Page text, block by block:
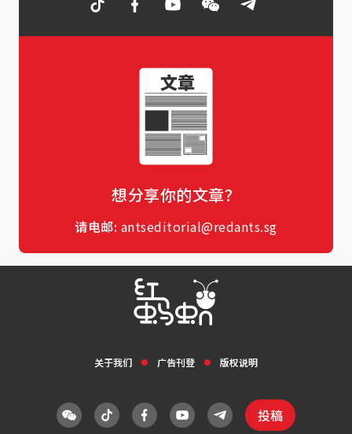
想分享你的文章？
请电邮: antseditorial@redants.sg
关于我们 广告刊登 版权说明
投稿